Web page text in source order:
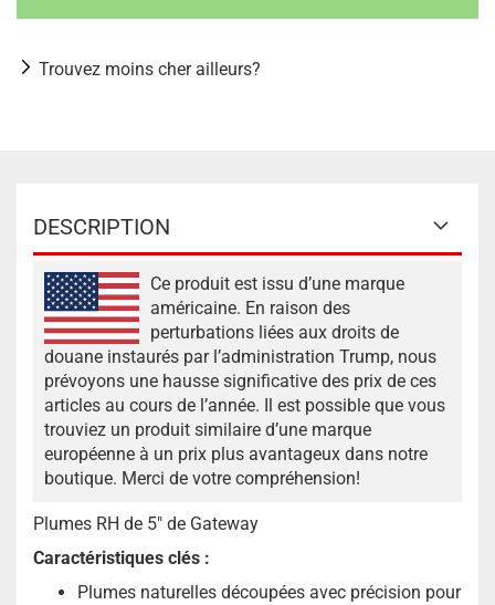
Trouvez moins cher ailleurs?
DESCRIPTION
Ce produit est issu d’une marque
américaine. En raison des
perturbations liées aux droits de
douane instaurés par l’administration Trump, nous
prévoyons une hausse significative des prix de ces
articles au cours de l’année. Il est possible que vous
trouviez un produit similaire d’une marque
européenne à un prix plus avantageux dans notre
boutique. Merci de votre compréhension!
Plumes RH de 5" de Gateway
Caractéristiques clés :
Plumes naturelles découpées avec précision pour